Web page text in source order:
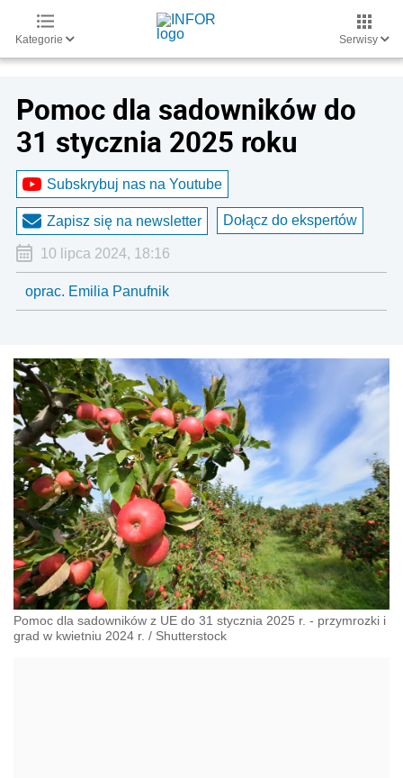
Kategorie Serwisy
Pomoc dla sadowników do
31 stycznia 2025 roku
Subskrybuj nas na Youtube
Zapisz się na newsletter Dołącz do ekspertów
10 lipca 2024, 18:16
oprac. Emilia Panufnik
Pomoc dla sadowników z UE do 31 stycznia 2025 r. - przymrozki i
grad w kwietniu 2024 r. / Shutterstock